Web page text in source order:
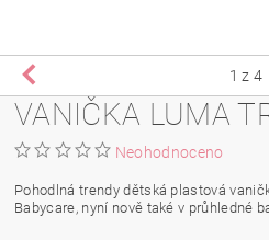
1 z 4
VANIČKA LUMA
Neohodnoceno
Pohodlná trendy dětská plastová
Babycare, nyní nově také v průhledné